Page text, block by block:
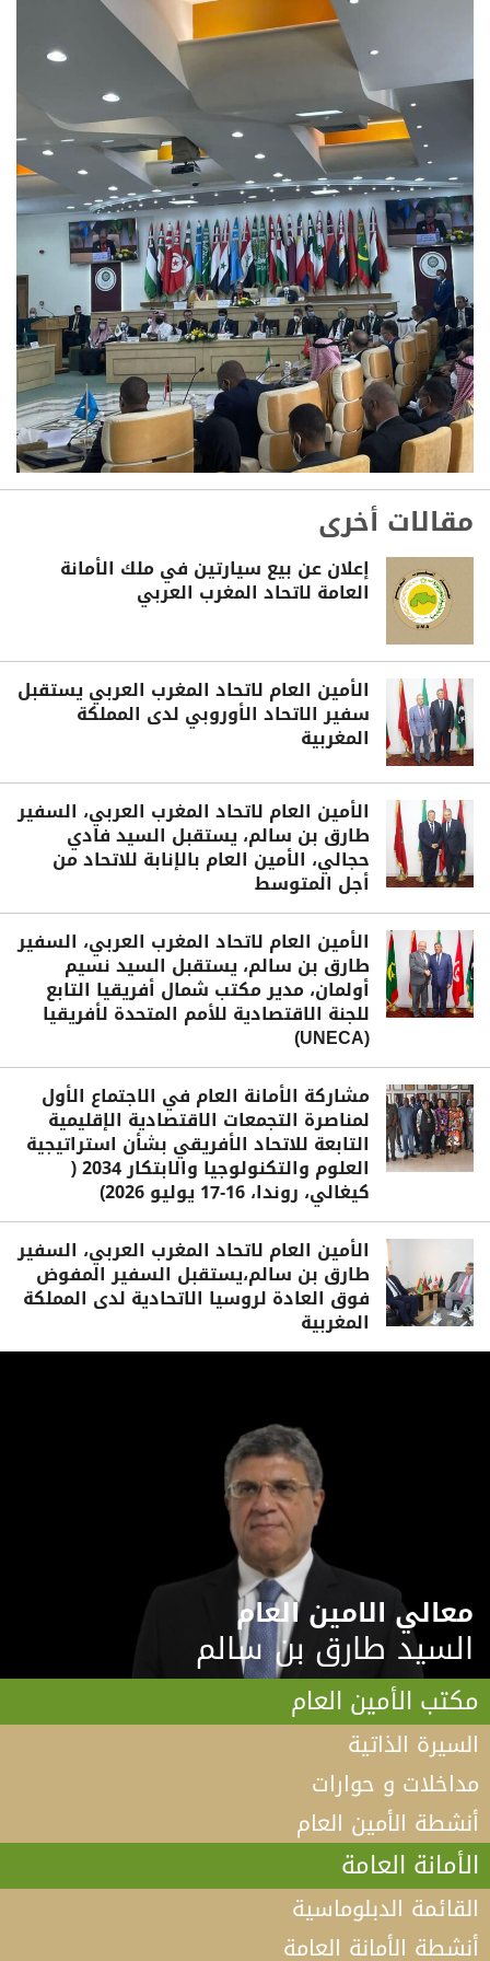
مقالات أخرى
إعلان عن بيع سيارتين في ملك الأمانة
العامة لاتحاد المغرب العربي
الأمين العام لاتحاد المغرب العربي يستقبل
سفير الاتحاد الأوروبي لدى المملكة
المغربية
الأمين العام لاتحاد المغرب العربي، السفير
طارق بن سالم، يستقبل السيد فادي
حجالي، الأمين العام بالإنابة للاتحاد من
أجل المتوسط
الأمين العام لاتحاد المغرب العربي، السفير
طارق بن سالم، يستقبل السيد نسيم
أولمان، مدير مكتب شمال أفريقيا التابع
للجنة الاقتصادية للأمم المتحدة لأفريقيا
(UNECA)
مشاركة الأمانة العام في الاجتماع الأول
لمناصرة التجمعات الاقتصادية الإقليمية
التابعة للاتحاد الأفريقي بشأن استراتيجية
العلوم والتكنولوجيا والابتكار 2034 (
كيغالي، روندا، 16-17 يوليو 2026)
الأمين العام لاتحاد المغرب العربي، السفير
طارق بن سالم،يستقبل السفير المفوض
فوق العادة لروسيا الاتحادية لدى المملكة
المغربية
معالي الامين العام
السيد طارق بن سالم
مكتب الأمين العام
السيرة الذاتية
مداخلات و حوارات
أنشطة الأمين العام
الأمانة العامة
القائمة الدبلوماسية
أنشطة الأمانة العامة